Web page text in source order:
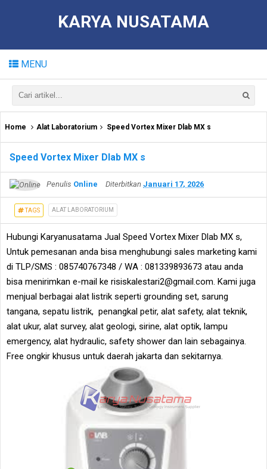
KARYA NUSATAMA
MENU
Home Alat Laboratorium Speed Vortex Mixer Dlab MX s
Speed Vortex Mixer Dlab MX s
Penulis Online Diterbitkan Januari 17, 2026
TAGS ALAT LABORATORIUM
Hubungi Karyanusatama Jual Speed Vortex Mixer Dlab MX s,
Untuk pemesanan anda bisa menghubungi sales marketing kami
di TLP/SMS : 085740767348 / WA : 081339893673 atau anda
bisa menirimkan e-mail ke risiskalestari2@gmail.com. Kami juga
menjual berbagai alat listrik seperti grounding set, sarung
tangana, sepatu listrik, penangkal petir, alat safety, alat teknik,
alat ukur, alat survey, alat geologi, sirine, alat optik, lampu
emergency, alat hydraulic, safety shower dan lain sebagainya.
Free ongkir khusus untuk daerah jakarta dan sekitarnya.